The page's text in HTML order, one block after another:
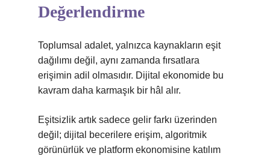
Değerlendirme
Toplumsal adalet, yalnızca kaynakların eşit
dağılımı değil, aynı zamanda fırsatlara
erişimin adil olmasıdır. Dijital ekonomide bu
kavram daha karmaşık bir hâl alır.
Eşitsizlik artık sadece gelir farkı üzerinden
değil; dijital becerilere erişim, algoritmik
görünürlük ve platform ekonomisine katılım